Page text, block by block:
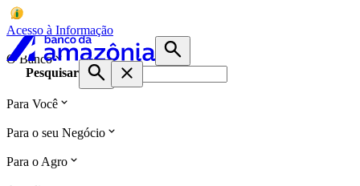
Acesso à Informação
O Banco
Pesquisar
Para Você
Para o seu Negócio
Para o Agro